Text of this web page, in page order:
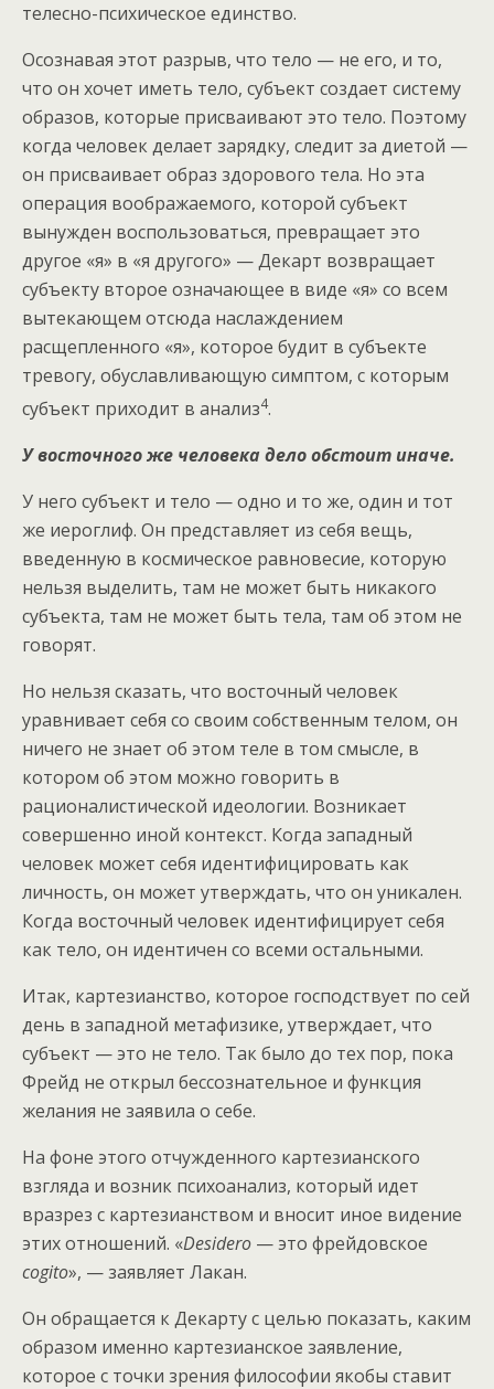
телесно-психическое единство.
Осознавая этот разрыв, что тело — не его, и то,
что он хочет иметь тело, субъект создает систему
образов, которые присваивают это тело. Поэтому
когда человек делает зарядку, следит за диетой —
он присваивает образ здорового тела. Но эта
операция воображаемого, которой субъект
вынужден воспользоваться, превращает это
другое «я» в «я другого» — Декарт возвращает
субъекту второе означающее в виде «я» со всем
вытекающем отсюда наслаждением
расщепленного «я», которое будит в субъекте
тревогу, обуславливающую симптом, с которым
субъект приходит в анализ4.
У восточного же человека дело обстоит иначе.
У него субъект и тело — одно и то же, один и тот
же иероглиф. Он представляет из себя вещь,
введенную в космическое равновесие, которую
нельзя выделить, там не может быть никакого
субъекта, там не может быть тела, там об этом не
говорят.
Но нельзя сказать, что восточный человек
уравнивает себя со своим собственным телом, он
ничего не знает об этом теле в том смысле, в
котором об этом можно говорить в
рационалистической идеологии. Возникает
совершенно иной контекст. Когда западный
человек может себя идентифицировать как
личность, он может утверждать, что он уникален.
Когда восточный человек идентифицирует себя
как тело, он идентичен со всеми остальными.
Итак, картезианство, которое господствует по сей
день в западной метафизике, утверждает, что
субъект — это не тело. Так было до тех пор, пока
Фрейд не открыл бессознательное и функция
желания не заявила о себе.
На фоне этого отчужденного картезианского
взгляда и возник психоанализ, который идет
вразрез с картезианством и вносит иное видение
этих отношений. «Desidero — это фрейдовское
сogito», — заявляет Лакан.
Он обращается к Декарту с целью показать, каким
образом именно картезианское заявление,
которое с точки зрения философии якобы ставит